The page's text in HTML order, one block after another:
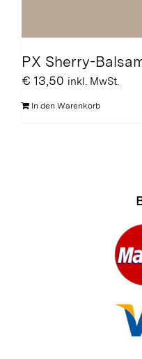
PX Sherry-
€ 13,50 inkl. MwSt.
In den Warenkorb